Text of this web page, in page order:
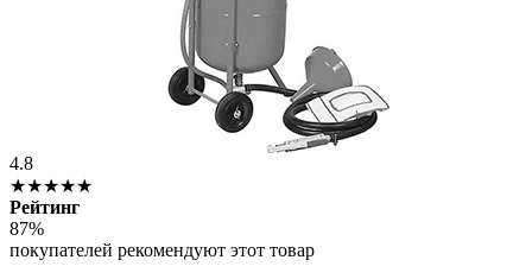
4.8
★★★★★
Рейтинг
87%
покупателей рекомендуют этот товар